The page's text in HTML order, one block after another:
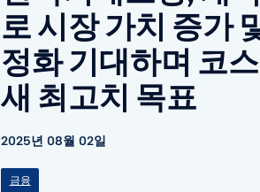
로 시장 가치 증가
정화 기대하며 코
새 최고치 목표
2025년 08월 02일
금융